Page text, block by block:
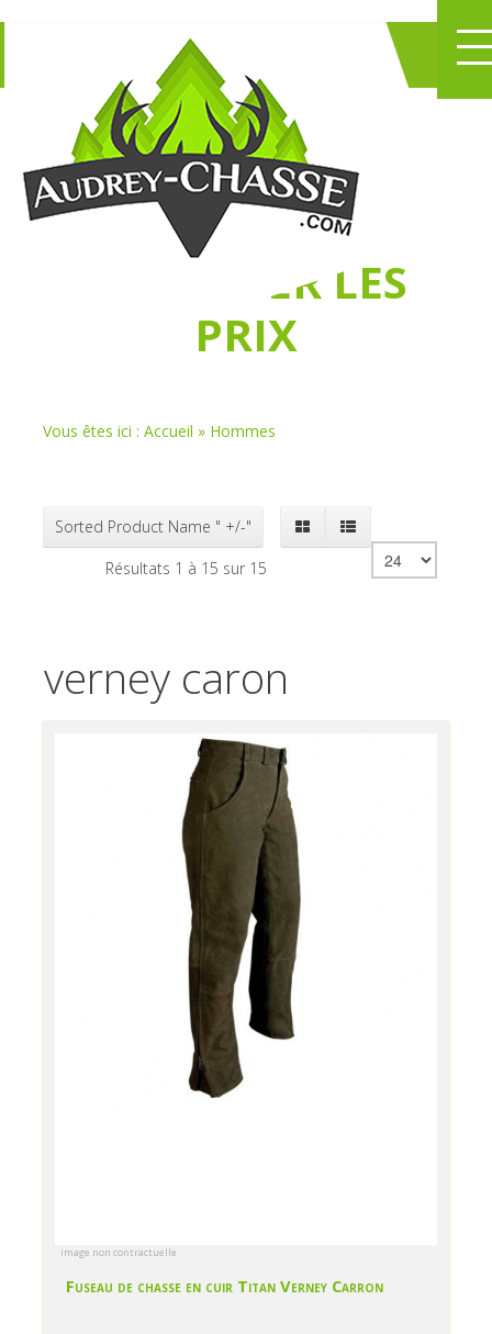
NE PERDEZ PLUS
DE TEMPS
CHASSER LES
PRIX
Vous êtes ici : Accueil » Hommes
Sorted Product Name " +/-"
Résultats 1 à 15 sur 15
verney caron
image non contractuelle
Fuseau de chasse en cuir Titan Verney Carron